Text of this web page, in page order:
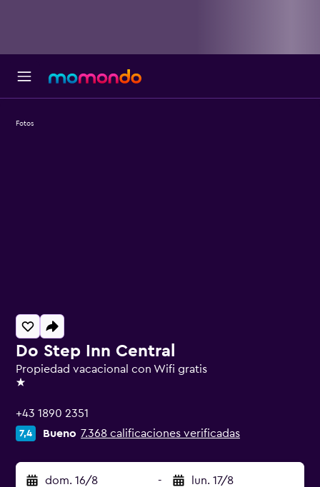
Do Step Inn Central
Propiedad vacacional con Wifi gratis
1 estrella
+43 1890 2351
7,4 Bueno 7.368 calificaciones verificadas
dom. 16/8 - lun. 17/8
Fotos